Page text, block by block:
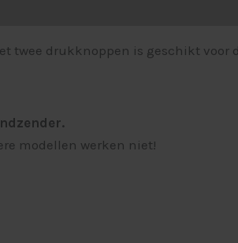
twee drukknoppen is geschikt voor
modellen werken niet!